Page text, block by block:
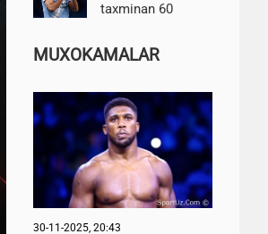
tushuntirdi
taxminan 60
tushadi-AS
MUXOKAMALAR
30-11-2025, 20:43